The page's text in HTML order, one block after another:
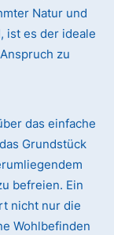
Natur und
ist es der ideale
zu
das einfache
Grundstück
befreien. Ein
nicht nur die
Wohlbefinden